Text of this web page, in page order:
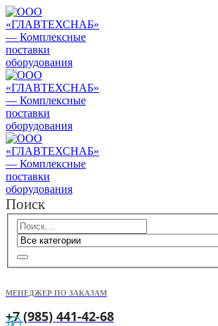
Поиск
МЕНЕДЖЕР ПО ЗАКАЗАМ
+7 (985) 441-42-68